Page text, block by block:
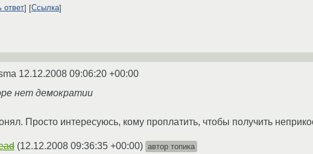
ответ Ссылка
12.12.2008 09:06:20 +00:00
нет демократии
Просто интересуюсь, кому проплатить, чтобы получить
(12.12.2008 09:36:35 +00:00) автор топика